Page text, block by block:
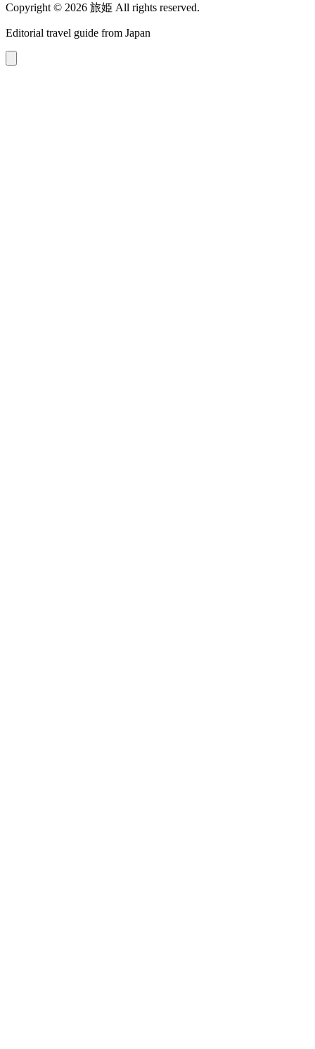
Copyright © 2026 旅姫 All rights reserved.
Editorial travel guide from Japan